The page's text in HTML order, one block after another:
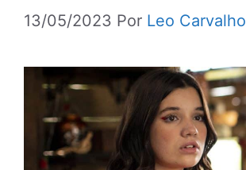
13/05/2023 Por Leo Carvalho